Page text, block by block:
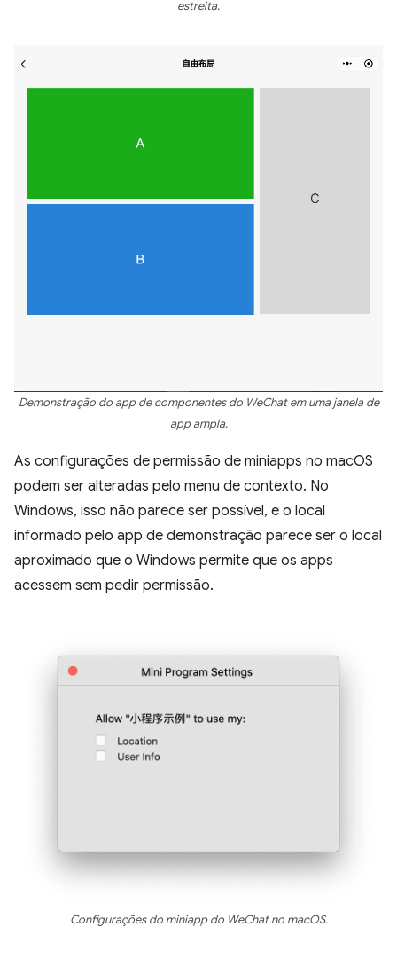
estreita.
Demonstração do app de componentes do WeChat em uma janela de
app ampla.
As configurações de permissão de miniapps no macOS
podem ser alteradas pelo menu de contexto. No
Windows, isso não parece ser possível, e o local
informado pelo app de demonstração parece ser o local
aproximado que o Windows permite que os apps
acessem sem pedir permissão.
Configurações do miniapp do WeChat no macOS.